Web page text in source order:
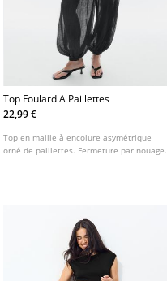
Top Foulard A Paillettes
22,99 €
Top en maille à encolure asymétrique
orné de paillettes. Fermeture par nouage.